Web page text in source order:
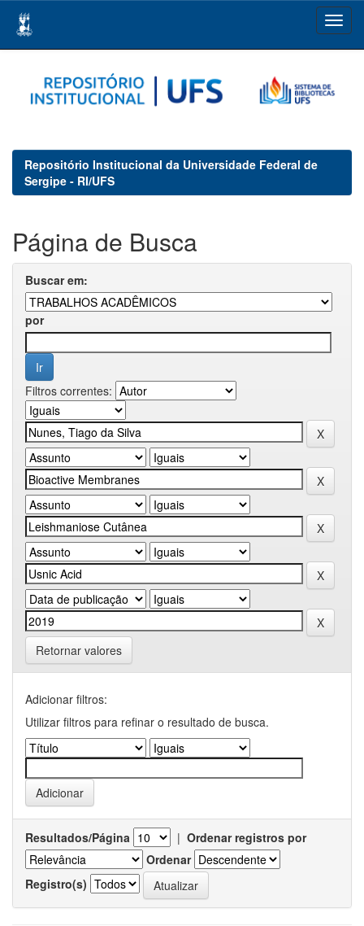
navigation
Repositório Institucional da Universidade Federal de
Sergipe - RI/UFS
Página de Busca
Buscar em:
por
Filtros correntes:
Retornar valores
Adicionar filtros:
Utilizar filtros para refinar o resultado de busca.
Resultados/Página | Ordenar registros por
Ordenar
Registro(s)